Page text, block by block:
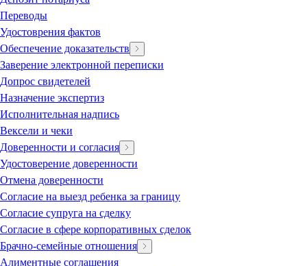
Переводы
Удостоврения фактов
Обеспечение доказательств
Заверение электронной переписки
Допрос свидетелей
Назначение экспертиз
Исполнительная надпись
Вексели и чеки
Доверенности и согласия
Удостоверение доверенности
Отмена доверенности
Согласие на выезд ребенка за границу
Согласие супруга на сделку
Согласие в сфере корпоративных сделок
Брачно-семейные отношения
Алиментные соглашения